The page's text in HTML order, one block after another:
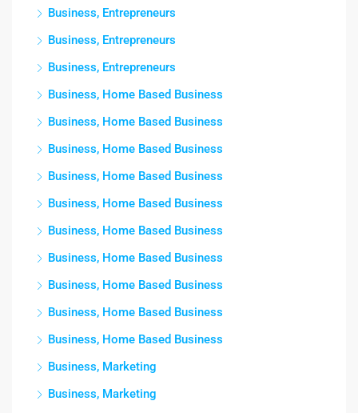
Business, Entrepreneurs
Business, Entrepreneurs
Business, Entrepreneurs
Business, Home Based Business
Business, Home Based Business
Business, Home Based Business
Business, Home Based Business
Business, Home Based Business
Business, Home Based Business
Business, Home Based Business
Business, Home Based Business
Business, Home Based Business
Business, Home Based Business
Business, Marketing
Business, Marketing